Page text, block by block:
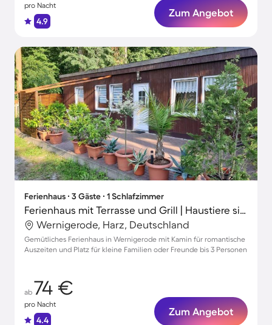
pro Nacht
4.9
Zum Angebot
Ferienhaus ∙ 3 Gäste ∙ 1 Schlafzimmer
Ferienhaus mit Terrasse und Grill | Haustiere sind willkommen
Wernigerode, Harz, Deutschland
Gemütliches Ferienhaus in Wernigerode mit Kamin für romantische
Auszeiten und Platz für kleine Familien oder Freunde bis 3 Personen
ab 74 €
pro Nacht
4.4
Zum Angebot